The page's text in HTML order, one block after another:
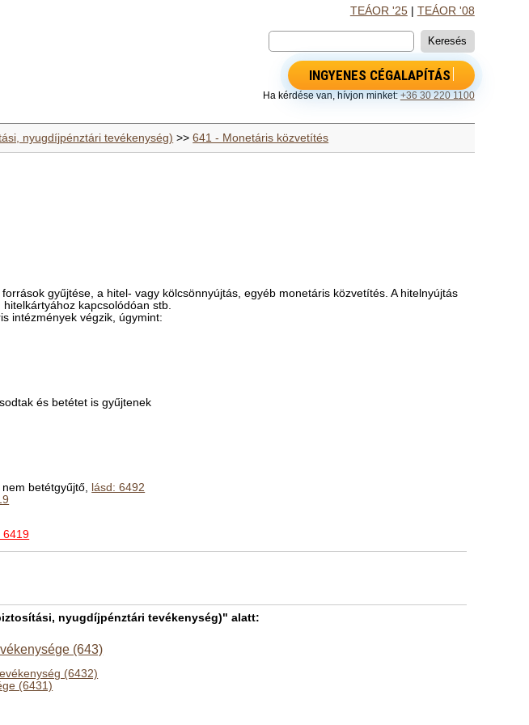
TEÁOR '25| TEÁOR '08
INGYENES CÉGALAPÍTÁS
Ha kérdése van, hívjon minket: +36 30 220 1100
nyugdíjpénztári tevékenység) >>641 - Monetáris közvetítés
gyűjtése, a hitel- vagy kölcsönnyújtás, egyéb monetáris közvetítés. A hitelnyújtás
kapcsolódóan stb.
intézmények végzik, úgymint:
és betétet is gyűjtenek
betétgyűjtő, lásd: 6492
6419
nyugdíjpénztári tevékenység)" alatt:
(643)
(6432)
(6431)